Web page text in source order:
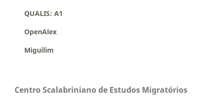
QUALIS: A1
OpenAlex
Miguilim
Centro Scalabriniano de Estudos Migratórios